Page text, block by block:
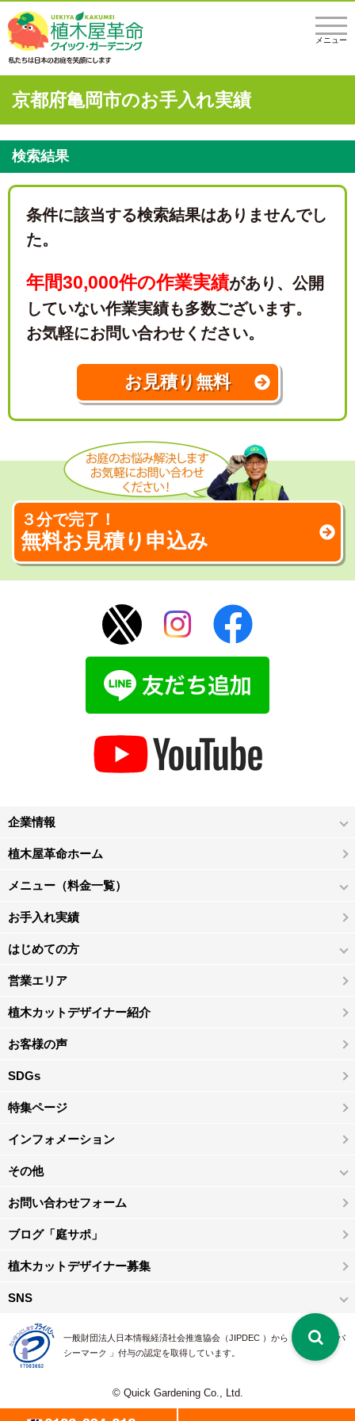
メニュー
京都府亀岡市のお手入れ実績
検索結果
条件に該当する検索結果はありませんでし
た。
年間30,000件の作業実績があり、 公開
していない作業実績も多数ございます。
お気軽にお問い合わせください。
お見積り無料
３分で完了！
無料お見積り申込み
企業情報
植木屋革命ホーム
メニュー（料金一覧）
お手入れ実績
はじめての方
営業エリア
植木カットデザイナー紹介
お客様の声
SDGs
特集ページ
インフォメーション
その他
お問い合わせフォーム
ブログ「庭サポ」
植木カットデザイナー募集
SNS
一般財団法人日本情報経済社会推進協会（JIPDEC ）から 、「 プライバ
シーマーク 」付与の認定を取得しています。
© Quick Gardening Co., Ltd.